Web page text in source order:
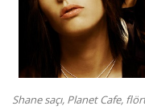
Shane saçı, Planet Cafe,